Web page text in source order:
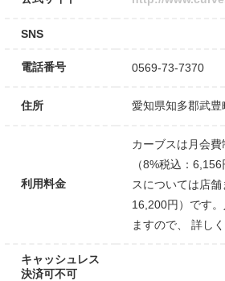
SNS
電話番号 0569-73-7370
住所 愛知県知多郡武
利用料金
カーブスは月会
（8%税込：
スについては店
16,200円）です
ますので、 詳し
キャッシュレス
決済可不可